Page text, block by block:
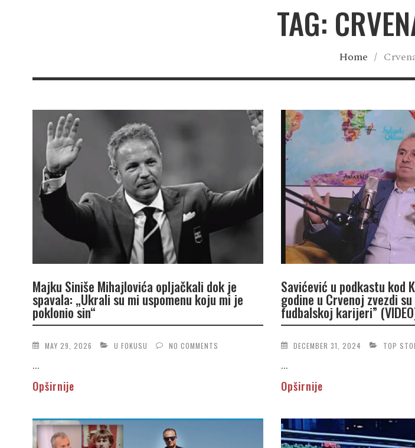
TAG:
Home /
Majku Siniše Mihajlovića opljačkali dok je
spavala: „Ukrali su mi uspomenu koju mi je
poklonio sin“
MAY 29, 2026 U FOKUSU NO COMMENTS
...
Opširnije
Savićević u podkastu kod
godine u Crvenoj zvezdi
fudbalskoj karijeri”
DECEMBER 31, 2024 TOP
...
Opširnije